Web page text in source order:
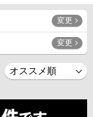
変更
変更